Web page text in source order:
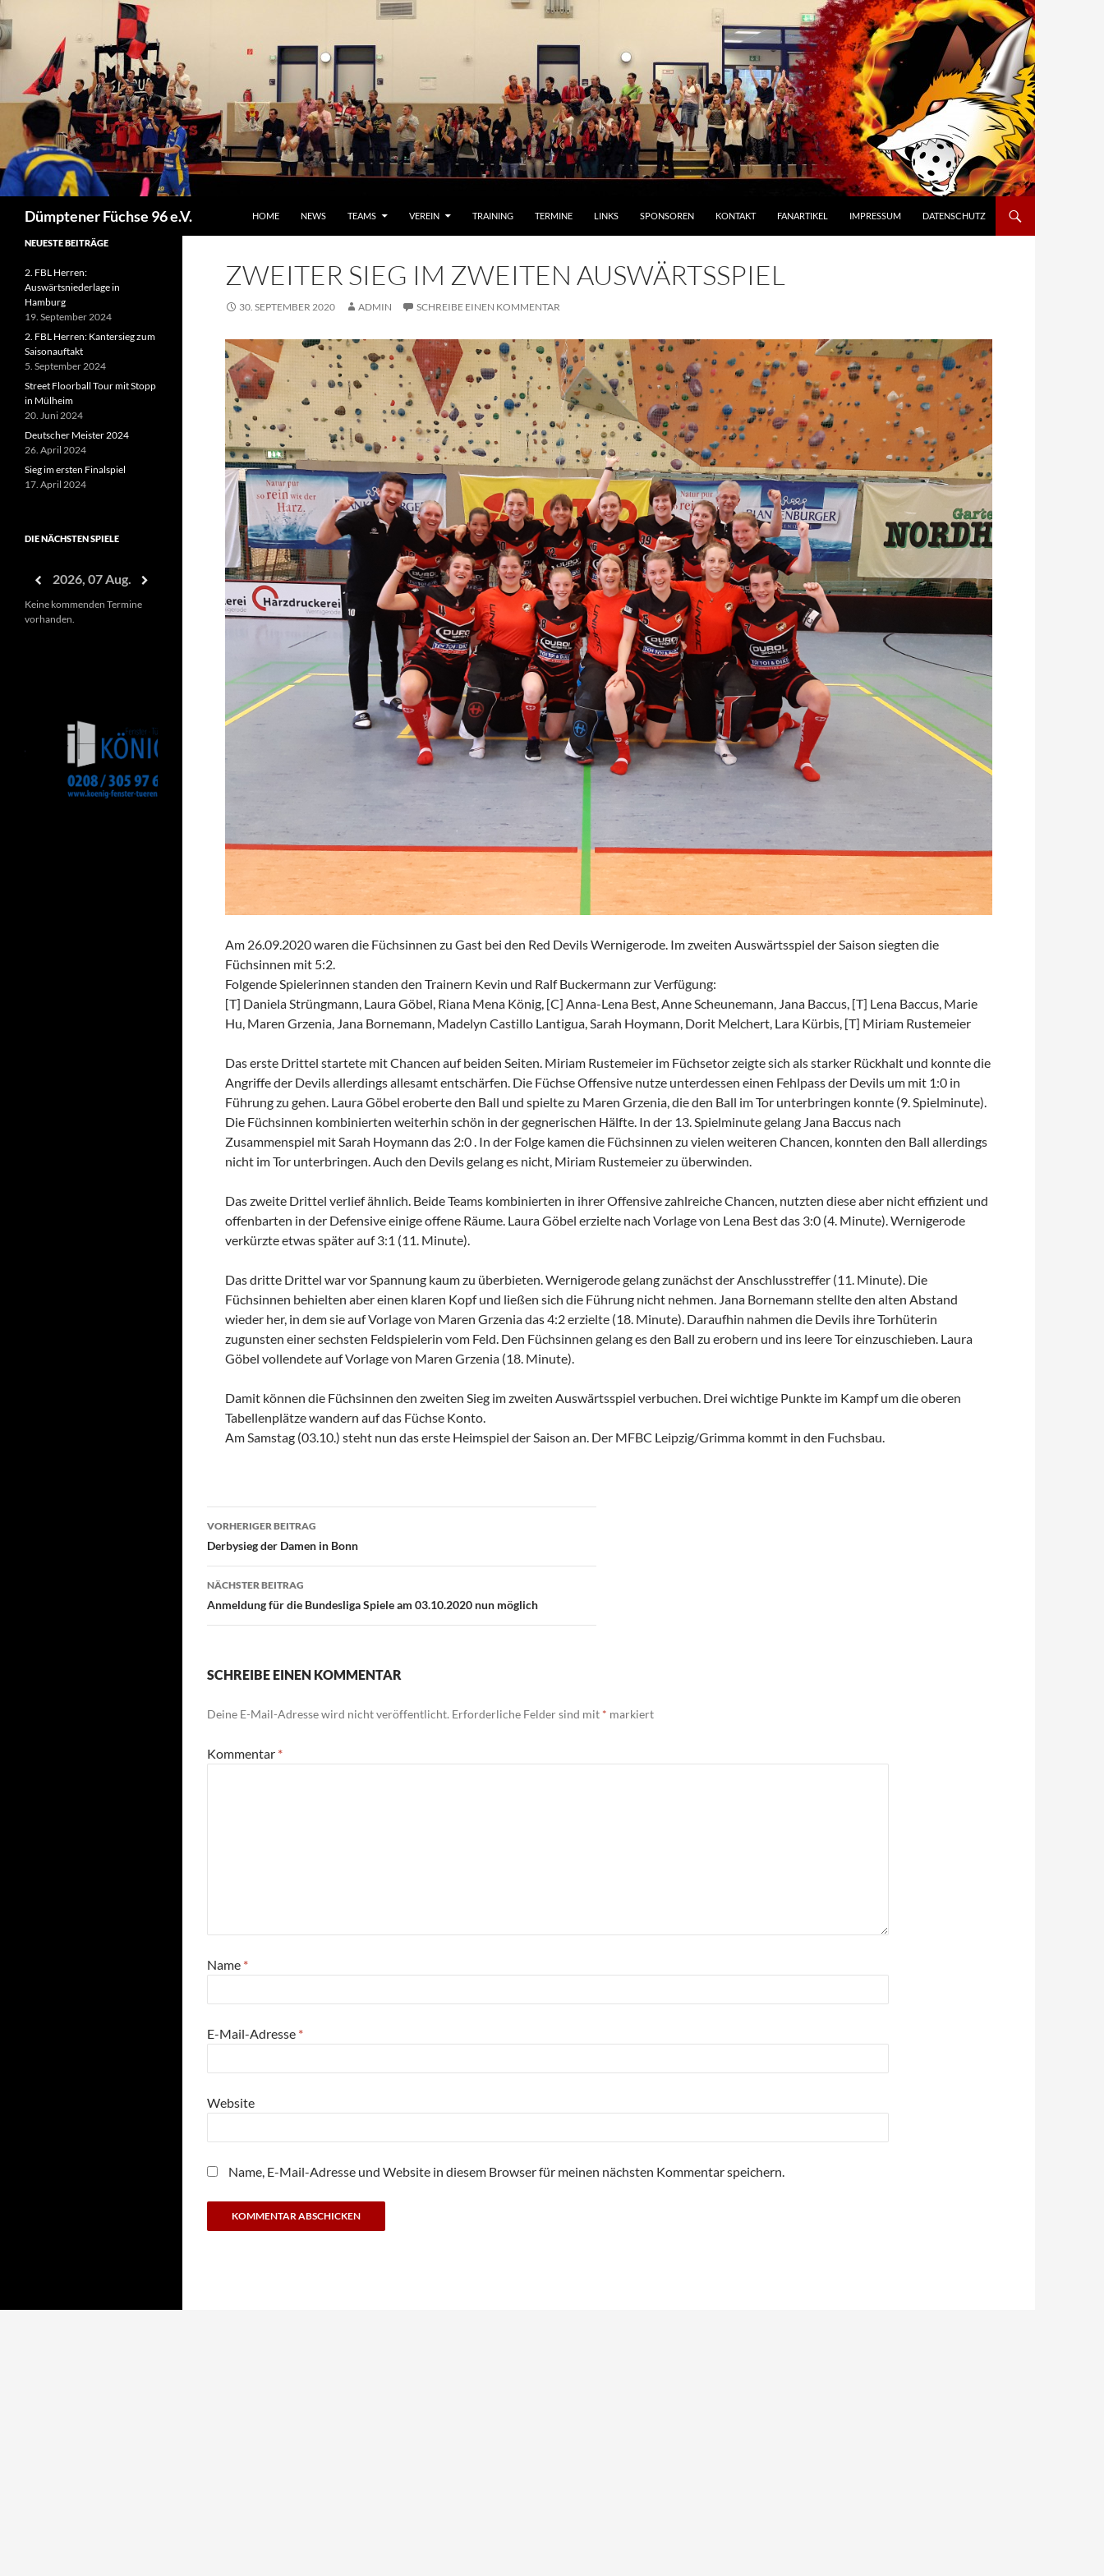
Dümptener Füchse 96 e.V.
HOME
NEWS TEAMS VEREIN TRAINING TERMINE LINKS SPONSOREN KONTAKT FANARTIKEL IMPRESSUM DATENSCHUTZ
ZWEITER SIEG IM ZWEITEN AUSWÄRTSSPIEL
30. SEPTEMBER 2020 ADMIN SCHREIBE EINEN KOMMENTAR
Am 26.09.2020 waren die Füchsinnen zu Gast bei den Red Devils Wernigerode. Im zweiten Auswärtsspiel der Saison siegten die
Füchsinnen mit 5:2.
Folgende Spielerinnen standen den Trainern Kevin und Ralf Buckermann zur Verfügung:
[T] Daniela Strüngmann, Laura Göbel, Riana Mena König, [C] Anna-Lena Best, Anne Scheunemann, Jana Baccus, [T] Lena Baccus, Marie
Hu, Maren Grzenia, Jana Bornemann, Madelyn Castillo Lantigua, Sarah Hoymann, Dorit Melchert, Lara Kürbis, [T] Miriam Rustemeier
Das erste Drittel startete mit Chancen auf beiden Seiten. Miriam Rustemeier im Füchsetor zeigte sich als starker Rückhalt und konnte die
Angriffe der Devils allerdings allesamt entschärfen. Die Füchse Offensive nutze unterdessen einen Fehlpass der Devils um mit 1:0 in
Führung zu gehen. Laura Göbel eroberte den Ball und spielte zu Maren Grzenia, die den Ball im Tor unterbringen konnte (9. Spielminute).
Die Füchsinnen kombinierten weiterhin schön in der gegnerischen Hälfte. In der 13. Spielminute gelang Jana Baccus nach
Zusammenspiel mit Sarah Hoymann das 2:0 . In der Folge kamen die Füchsinnen zu vielen weiteren Chancen, konnten den Ball allerdings
nicht im Tor unterbringen. Auch den Devils gelang es nicht, Miriam Rustemeier zu überwinden.
Das zweite Drittel verlief ähnlich. Beide Teams kombinierten in ihrer Offensive zahlreiche Chancen, nutzten diese aber nicht effizient und
offenbarten in der Defensive einige offene Räume. Laura Göbel erzielte nach Vorlage von Lena Best das 3:0 (4. Minute). Wernigerode
verkürzte etwas später auf 3:1 (11. Minute).
Das dritte Drittel war vor Spannung kaum zu überbieten. Wernigerode gelang zunächst der Anschlusstreffer (11. Minute). Die
Füchsinnen behielten aber einen klaren Kopf und ließen sich die Führung nicht nehmen. Jana Bornemann stellte den alten Abstand
wieder her, in dem sie auf Vorlage von Maren Grzenia das 4:2 erzielte (18. Minute). Daraufhin nahmen die Devils ihre Torhüterin
zugunsten einer sechsten Feldspielerin vom Feld. Den Füchsinnen gelang es den Ball zu erobern und ins leere Tor einzuschieben. Laura
Göbel vollendete auf Vorlage von Maren Grzenia (18. Minute).
Damit können die Füchsinnen den zweiten Sieg im zweiten Auswärtsspiel verbuchen. Drei wichtige Punkte im Kampf um die oberen
Tabellenplätze wandern auf das Füchse Konto.
Am Samstag (03.10.) steht nun das erste Heimspiel der Saison an. Der MFBC Leipzig/Grimma kommt in den Fuchsbau.
Beitragsnavigation
VORHERIGER BEITRAG
Derbysieg der Damen in Bonn
NÄCHSTER BEITRAG
Anmeldung für die Bundesliga Spiele am 03.10.2020 nun möglich
SCHREIBE EINEN KOMMENTAR
Deine E-Mail-Adresse wird nicht veröffentlicht. Erforderliche Felder sind mit * markiert
Kommentar *
Name *
E-Mail-Adresse *
Website
Name, E-Mail-Adresse und Website in diesem Browser für meinen nächsten Kommentar speichern.
NEUESTE BEITRÄGE
2. FBL Herren:
Auswärtsniederlage in
Hamburg
19. September 2024
2. FBL Herren: Kantersieg zum
Saisonauftakt
5. September 2024
Street Floorball Tour mit Stopp
in Mülheim
20. Juni 2024
Deutscher Meister 2024
26. April 2024
Sieg im ersten Finalspiel
17. April 2024
DIE NÄCHSTEN SPIELE
2026, 07 Aug.
Keine kommenden Termine
vorhanden.